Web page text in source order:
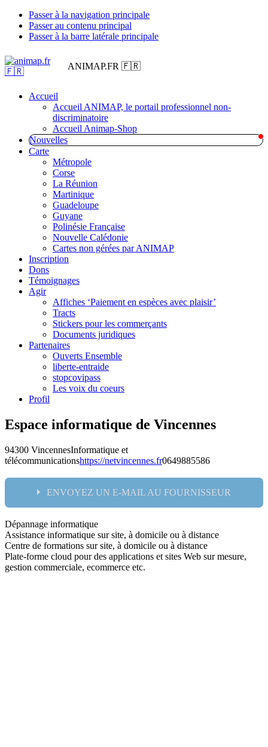
Passer à la navigation principale
Passer au contenu principal
Passer à la barre latérale principale
ANIMAP.FR 🇫🇷
Accueil
Accueil ANIMAP, le portail professionnel non-
discriminatoire
Accueil Animap-Shop
Nouvelles
Carte
Métropole
Corse
La Réunion
Martinique
Guadeloupe
Guyane
Polinésie Française
Nouvelle Calédonie
Cartes non gérées par ANIMAP
Inscription
Dons
Témoignages
Agir
Affiches ‘Paiement en espèces avec plaisir’
Tracts
Stickers pour les commerçants
Documents juridiques
Partenaires
Ouverts Ensemble
liberte-entraide
stopcovipass
Les voix du coeurs
Profil
Espace informatique de Vincennes
94300 VincennesInformatique et
télécommunicationshttps://netvincennes.fr0649885586
ENVOYEZ UN E-MAIL AU FOURNISSEUR
Nom:
email:
Message:
Dépannage informatique
Assistance informatique sur site, à domicile ou à distance
Centre de formations sur site, à domicile ou à distance
Plate-forme cloud pour des applications et sites Web sur mesure,
gestion commerciale, ecommerce etc.